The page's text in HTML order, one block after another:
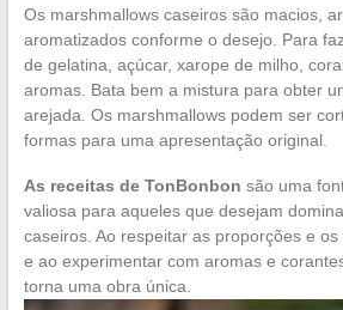
Os marshmallows caseiros são macios,
aromatizados conforme o desejo. Para
de gelatina, açúcar, xarope de milho,
aromas. Bata bem a mistura para obter
arejada. Os marshmallows podem ser
formas para uma apresentação original.
As receitas de TonBonbon são uma
valiosa para aqueles que desejam
caseiros. Ao respeitar as proporções e os
e ao experimentar com aromas e
torna uma obra única.